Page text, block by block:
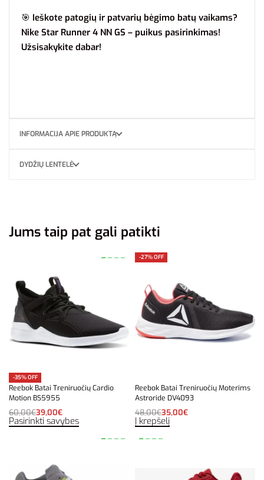
🎯 Ieškote patogių ir patvarių bėgimo batų vaikams?
Nike Star Runner 4 NN GS – puikus pasirinkimas!
Užsisakykite dabar!
INFORMACIJA APIE PRODUKTĄ
DYDŽIŲ LENTELĖ
Jums taip pat gali patikti
-35% OFF
Reebok Batai Treniruočių Cardio
Motion BS5955
60,00€39,00€
Pasirinkti savybes
-27% OFF
Reebok Batai Treniruočių Moterims
Astroride DV4093
48,00€35,00€
Į krepšelį